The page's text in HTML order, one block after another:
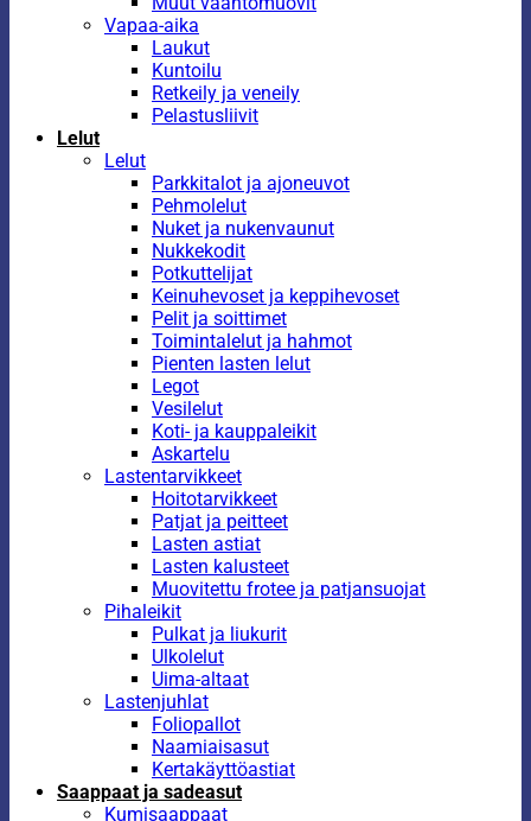
Vapaa-aika
Laukut
Kuntoilu
Retkeily ja veneily
Pelastusliivit
Lelut
Lelut
Parkkitalot ja ajoneuvot
Pehmolelut
Nuket ja nukenvaunut
Nukkekodit
Potkuttelijat
Keinuhevoset ja keppihevoset
Pelit ja soittimet
Toimintalelut ja hahmot
Pienten lasten lelut
Legot
Vesilelut
Koti- ja kauppaleikit
Askartelu
Lastentarvikkeet
Hoitotarvikkeet
Patjat ja peitteet
Lasten astiat
Lasten kalusteet
Muovitettu frotee ja patjansuojat
Pihaleikit
Pulkat ja liukurit
Ulkolelut
Uima-altaat
Lastenjuhlat
Foliopallot
Naamiaisasut
Kertakäyttöastiat
Saappaat ja sadeasut
Kumisaappaat